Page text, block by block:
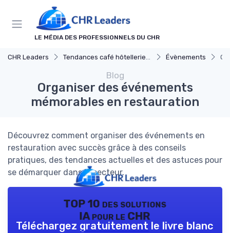
LE MÉDIA DES PROFESSIONNELS DU CHR
CHR Leaders Tendances café hôtellerie et restauration Évènements
Blog
Organiser des événements
mémorables en restauration
Découvrez comment organiser des événements en
restauration avec succès grâce à des conseils
pratiques, des tendances actuelles et des astuces pour
se démarquer dans le secteur.
TOP 10 des solutions
IA pour le CHR
Téléchargez gratuitement le livre blanc
Panneau de gestion des cookies